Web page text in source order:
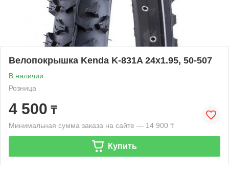
Велопокрышка Kenda K-831A 24x1.95, 50-507
В наличии
Розница
4 500 ₸
Минимальная сумма заказа на сайте — 14 900 ₸
Купить